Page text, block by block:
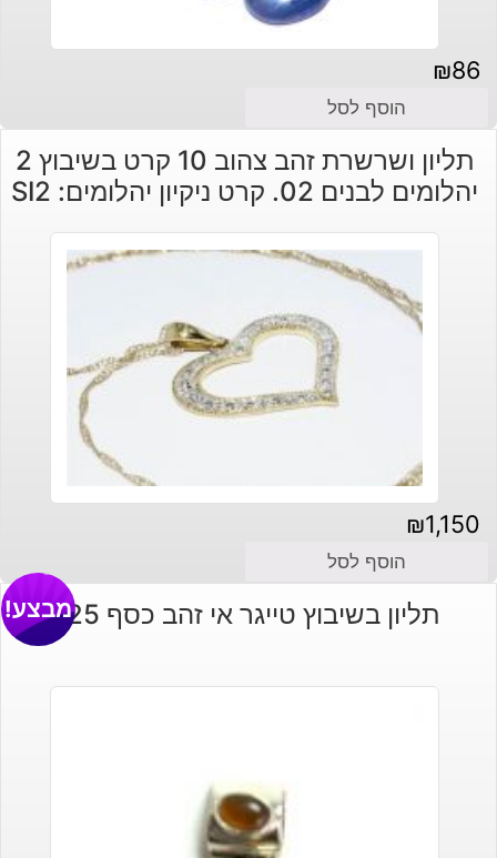
₪86
הוסף לסל
תליון ושרשרת זהב צהוב 10 קרט בשיבוץ 2
יהלומים לבנים 02. קרט ניקיון יהלומים: SI2
₪1,150
הוסף לסל
תליון בשיבוץ טייגר אי זהב כסף 925 מבצע!